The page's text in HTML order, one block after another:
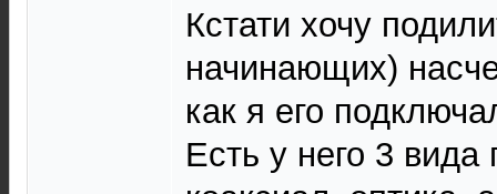
Кстати хочу
начинающих)
как я его
Есть у него 3